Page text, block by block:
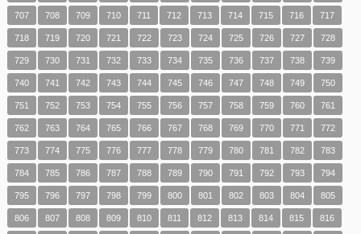
707 708 709 710 711 712 713 714 715 716 717
718 719 720 721 722 723 724 725 726 727 728
729 730 731 732 733 734 735 736 737 738 739
740 741 742 743 744 745 746 747 748 749 750
751 752 753 754 755 756 757 758 759 760 761
762 763 764 765 766 767 768 769 770 771 772
773 774 775 776 777 778 779 780 781 782 783
784 785 786 787 788 789 790 791 792 793 794
795 796 797 798 799 800 801 802 803 804 805
806 807 808 809 810 811 812 813 814 815 816